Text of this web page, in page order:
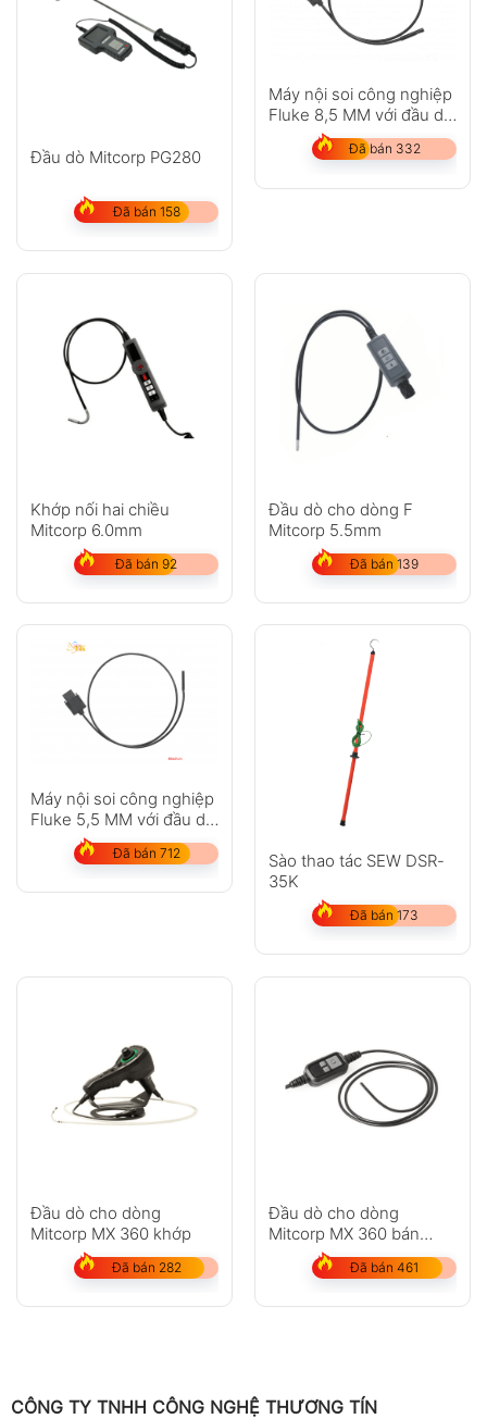
Đầu dò Mitcorp PG280
Đã bán 158
Máy nội soi công nghiệp
Fluke 8,5 MM với đầu dò
UV 1 M
Đã bán 332
Khớp nối hai chiều
Mitcorp 6.0mm
Đã bán 92
Đầu dò cho dòng F
Mitcorp 5.5mm
Đã bán 139
Máy nội soi công nghiệp
Fluke 5,5 MM với đầu dò
Đã bán 712
Sào thao tác SEW DSR-
35K
Đã bán 173
Đầu dò cho dòng
Mitcorp MX 360 khớp
Đã bán 282
Đầu dò cho dòng
Mitcorp MX 360 bán
Đã bán 461
CÔNG TY TNHH CÔNG NGHỆ THƯƠNG TÍN